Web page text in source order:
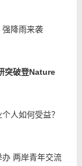
强降雨来袭
突破登Nature
人如何受益？
两岸青年交流